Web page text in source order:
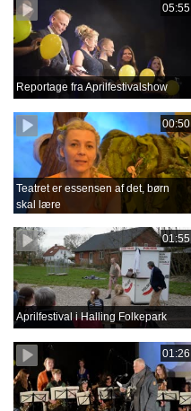
05:55
Reportage fra Aprilfestivalshow
00:50
Teatret er essensen af det, børn
skal lære
01:55
Aprilfestival i Halling Folkepark
01:26